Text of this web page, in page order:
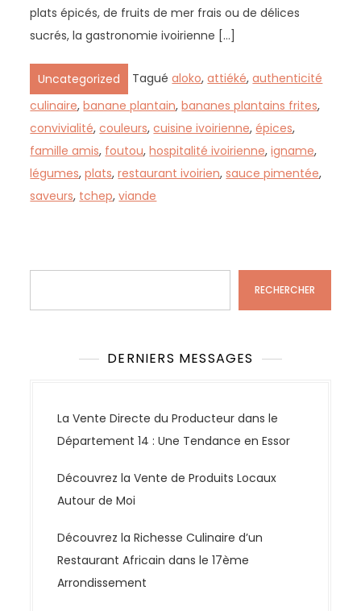
plats épicés, de fruits de mer frais ou de délices
sucrés, la gastronomie ivoirienne […]
Uncategorized Taguéaloko,attiéké,authenticité
culinaire,banane plantain,bananes plantains frites,
convivialité,couleurs,cuisine ivoirienne,épices,
famille amis, foutou,hospitalité ivoirienne,igname,
légumes,plats,restaurant ivoirien,sauce pimentée,
saveurs, tchep,viande
RECHERCHER
DERNIERS MESSAGES
La Vente Directe du Producteur dans le
Département 14 : Une Tendance en Essor
Découvrez la Vente de Produits Locaux
Autour de Moi
Découvrez la Richesse Culinaire d’un
Restaurant Africain dans le 17ème
Arrondissement